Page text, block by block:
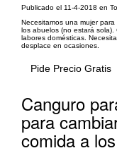
Publicado el 11-4-2018 en
Necesitamos una mujer
los abuelos (no estará
labores domésticas.
desplace en ocasiones.
Pide Precio Gratis
Canguro
para
comida a